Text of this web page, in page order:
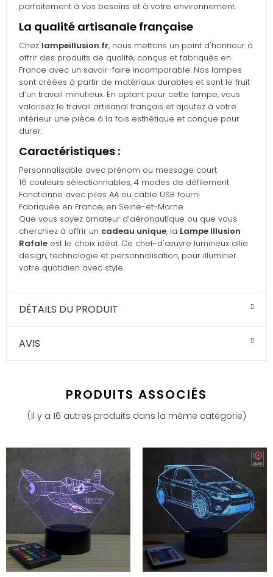
parfaitement à vos besoins et à votre environnement.
La qualité artisanale française
Chez lampeillusion.fr, nous mettons un point d'honneur à
offrir des produits de qualité, conçus et fabriqués en
France avec un savoir-faire incomparable. Nos lampes
sont créées à partir de matériaux durables et sont le fruit
d’un travail minutieux. En optant pour cette lampe, vous
valorisez le travail artisanal français et ajoutez à votre
intérieur une pièce à la fois esthétique et conçue pour
durer.
Caractéristiques :
Personnalisable avec prénom ou message court
16 couleurs sélectionnables, 4 modes de défilement
Fonctionne avec piles AA ou câble USB fourni
Fabriquée en France, en Seine-et-Marne
Que vous soyez amateur d’aéronautique ou que vous
cherchiez à offrir un cadeau unique, la Lampe Illusion
Rafale est le choix idéal. Ce chef-d'œuvre lumineux allie
design, technologie et personnalisation, pour illuminer
votre quotidien avec style.
DÉTAILS DU PRODUIT
AVIS
PRODUITS ASSOCIÉS
(Il y a 16 autres produits dans la même catégorie)